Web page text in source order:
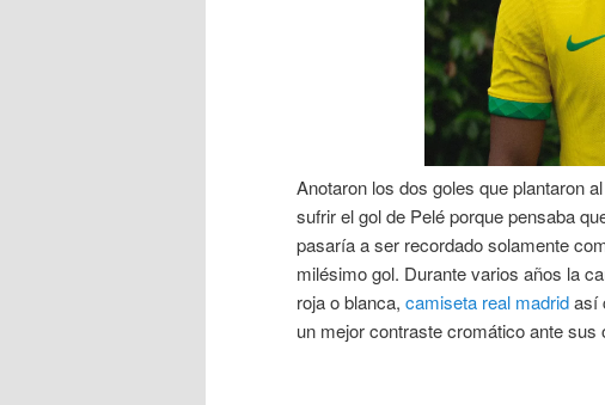
Anotaron los dos goles que plantaron
sufrir el gol de Pelé porque pensaba
pasaría a ser recordado solamente
milésimo gol. Durante varios años la
roja o blanca, camiseta real madridasí
un mejor contraste cromático ante sus